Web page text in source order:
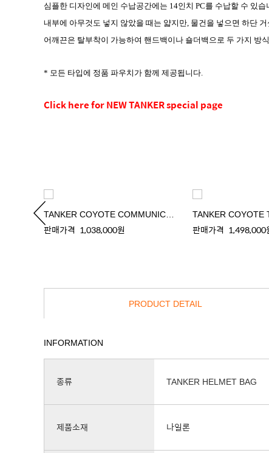
심플한 디자인에 메인 수납공간에는 14인치 PC를 수납할 수 있습
내부에 아무것도 넣지 않았을 때는 얇지만, 물건을 넣으면 하단
어깨끈은 탈부착이 가능하여 핸드백이나 숄더백으로 두 가지 방
* 모든 타입에 정품 파우치가 함께 제공됩니다.
Click here for NEW TANKER special page
판매가격 1,038,000원 판매가격 1,498,000
PRODUCT DETAIL
INFORMATION
종류 TANKER HELMET BAG
제품소재 나일론